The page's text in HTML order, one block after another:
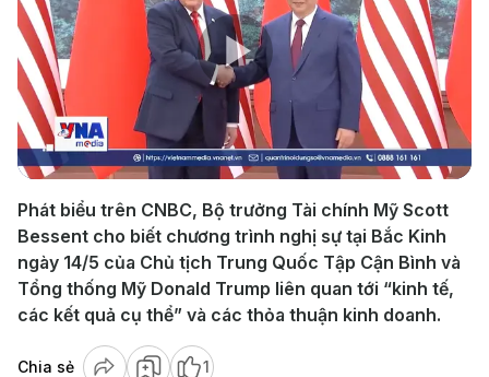
Play
Video
Phát biểu trên CNBC, Bộ trưởng Tài chính Mỹ Scott
Bessent cho biết chương trình nghị sự tại Bắc Kinh
ngày 14/5 của Chủ tịch Trung Quốc Tập Cận Bình và
Tổng thống Mỹ Donald Trump liên quan tới “kinh tế,
các kết quả cụ thể” và các thỏa thuận kinh doanh.
Chia sẻ 1